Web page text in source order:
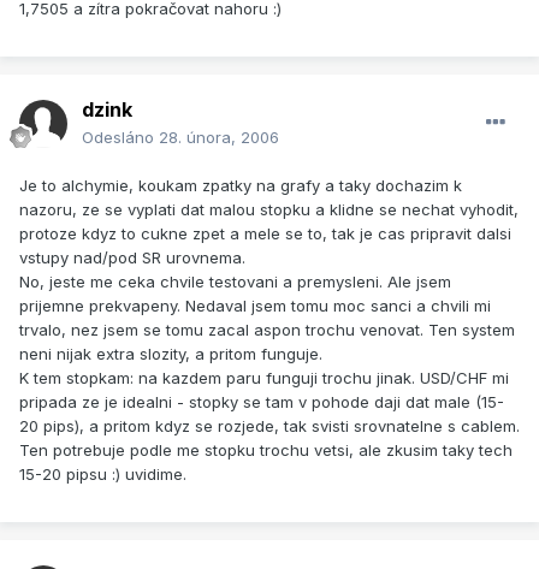
1,7505 a zítra pokračovat nahoru :)
dzink
Odesláno 28. února, 2006
Je to alchymie, koukam zpatky na grafy a taky dochazim k
nazoru, ze se vyplati dat malou stopku a klidne se nechat vyhodit,
protoze kdyz to cukne zpet a mele se to, tak je cas pripravit dalsi
vstupy nad/pod SR urovnema.
No, jeste me ceka chvile testovani a premysleni. Ale jsem
prijemne prekvapeny. Nedaval jsem tomu moc sanci a chvili mi
trvalo, nez jsem se tomu zacal aspon trochu venovat. Ten system
neni nijak extra slozity, a pritom funguje.
K tem stopkam: na kazdem paru funguji trochu jinak. USD/CHF mi
pripada ze je idealni - stopky se tam v pohode daji dat male (15-
20 pips), a pritom kdyz se rozjede, tak svisti srovnatelne s cablem.
Ten potrebuje podle me stopku trochu vetsi, ale zkusim taky tech
15-20 pipsu :) uvidime.